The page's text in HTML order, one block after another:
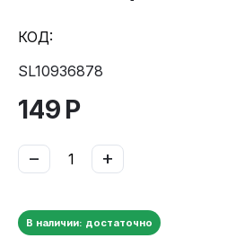
КОД:
SL10936878
149 Р
+
−
В наличии: достаточно